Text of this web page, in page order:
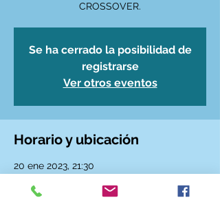
CROSSOVER.
Se ha cerrado la posibilidad de
registrarse
Ver otros eventos
Horario y ubicación
20 ene 2023, 21:30
28005 Madrid, España